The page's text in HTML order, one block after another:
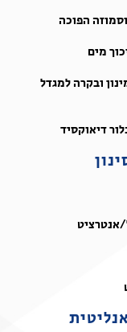
הפוכה
מים
ובקרה למגדל
דיאוקסיד
אנטרציט